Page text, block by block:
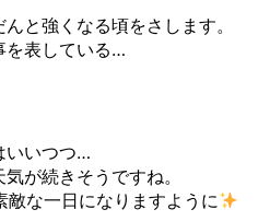
と強くなる頃をさします。
を表している…
いいつつ…
が続きそうですね。
敵な一日になりますように